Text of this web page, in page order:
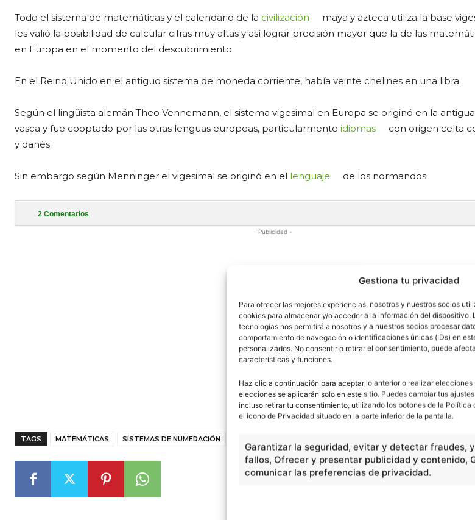
Gestiona tu privacidad
Para ofrecer las mejores experiencias, nosotros y nuestros socios
cookies para almacenar y/o acceder a la información del dispositivo.
tecnologías nos permitirá a nosotros y a nuestros socios procesar
comportamiento de navegación o identificaciones únicas (IDs) en
personalizados. No consentir o retirar el consentimiento, puede
características y funciones.
Haz clic a continuación para aceptar lo anterior o realizar elecciones
elecciones se aplicarán solo en este sitio. Puedes cambiar tus
incluso retirar tu consentimiento, utilizando los botones de la Política
el icono de Privacidad situado en la parte inferior de la pantalla.
Garantizar la seguridad, evitar y detectar fraudes,
fallos, Ofrecer y presentar publicidad y contenido,
comunicar las preferencias de privacidad.
Todo el sistema de matemáticas y el calendario de la civilización
maya y azteca utiliza la base
les valió la posibilidad de calcular cifras muy altas y así lograr precisión mayor que la de las
en Europa en el momento del descubrimiento.
En el Reino Unido en el antiguo sistema de moneda corriente, había veinte chelines en una libra.
Según el lingüista alemán Theo Vennemann, el sistema vigesimal en Europa se originó en la
vasca y fue cooptado por las otras lenguas europeas, particularmente idiomas
con origen celta
y danés.
Sin embargo según Menninger el vigesimal se originó en el lenguaje de los normandos.
2 Comentarios
- Publicidad -
TAGS MATEMÁTICAS SISTEMAS DE NUMERACIÓN